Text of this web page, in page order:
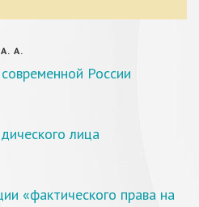
А.
России
лица
«фактического права на